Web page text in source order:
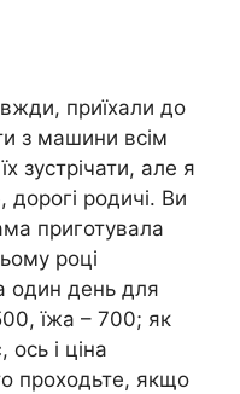
приїхали до
з машини всім
зустрічати, але я
дорогі родичі. Ви
приготувала
році
один день для
їжа – 700; як
ось і ціна
проходьте, якщо